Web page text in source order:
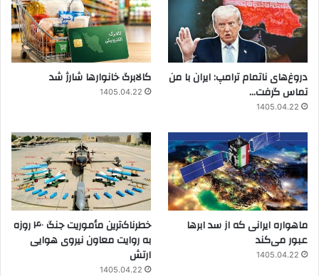
دروغ‌های ناتمام ترامپ: ایران با من
تماس گرفت…
1405.04.22
کالابرگ خانوارها شارژ شد
1405.04.22
ماهواره ایرانی که از سد ابرها
عبور می‌کند
1405.04.22
خطرناک‌ترین مأموریت جنگ ۴۰ روزه
به روایت معاون نیروی هوایی
ارتش
1405.04.22